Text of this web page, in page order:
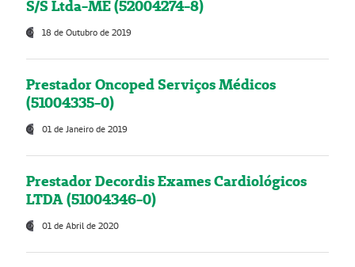
S/S Ltda-ME (52004274-8)
18 de Outubro de 2019
Prestador Oncoped Serviços Médicos
(51004335-0)
01 de Janeiro de 2019
Prestador Decordis Exames Cardiológicos
LTDA (51004346-0)
01 de Abril de 2020